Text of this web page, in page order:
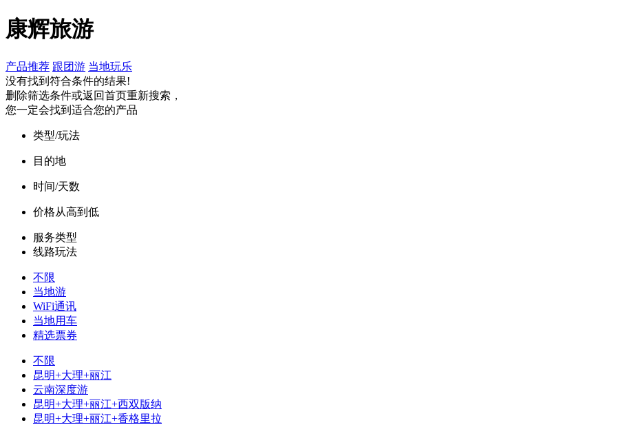
康辉旅游
产品推荐 跟团游 当地玩乐
没有找到符合条件的结果!
删除筛选条件或返回首页重新搜索，
您一定会找到适合您的产品
类型/玩法
目的地
时间/天数
价格从高到低
服务类型
线路玩法
不限
当地游
WiFi通讯
当地用车
精选票券
不限
昆明+大理+丽江
云南深度游
昆明+大理+丽江+西双版纳
昆明+大理+丽江+香格里拉